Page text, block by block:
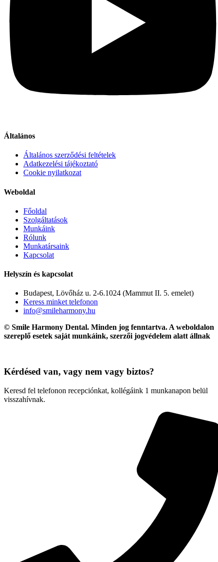
Általános
Általános szerződési feltételek
Adatkezelési tájékoztató
Cookie nyilatkozat
Weboldal
Főoldal
Szolgáltatások
Munkáink
Rólunk
Munkatársaink
Kapcsolat
Helyszín és kapcsolat
Budapest, Lövőház u. 2-6.1024 (Mammut II. 5. emelet)
Keress minket telefonon
info@smileharmony.hu
© Smile Harmony Dental. Minden jog fenntartva. A weboldalon
szereplő esetek saját munkáink, szerzői jogvédelem alatt állnak
Kérdésed van, vagy nem vagy biztos?
Keresd fel telefonon recepciónkat, kollégáink 1 munkanapon belül
visszahívnak.